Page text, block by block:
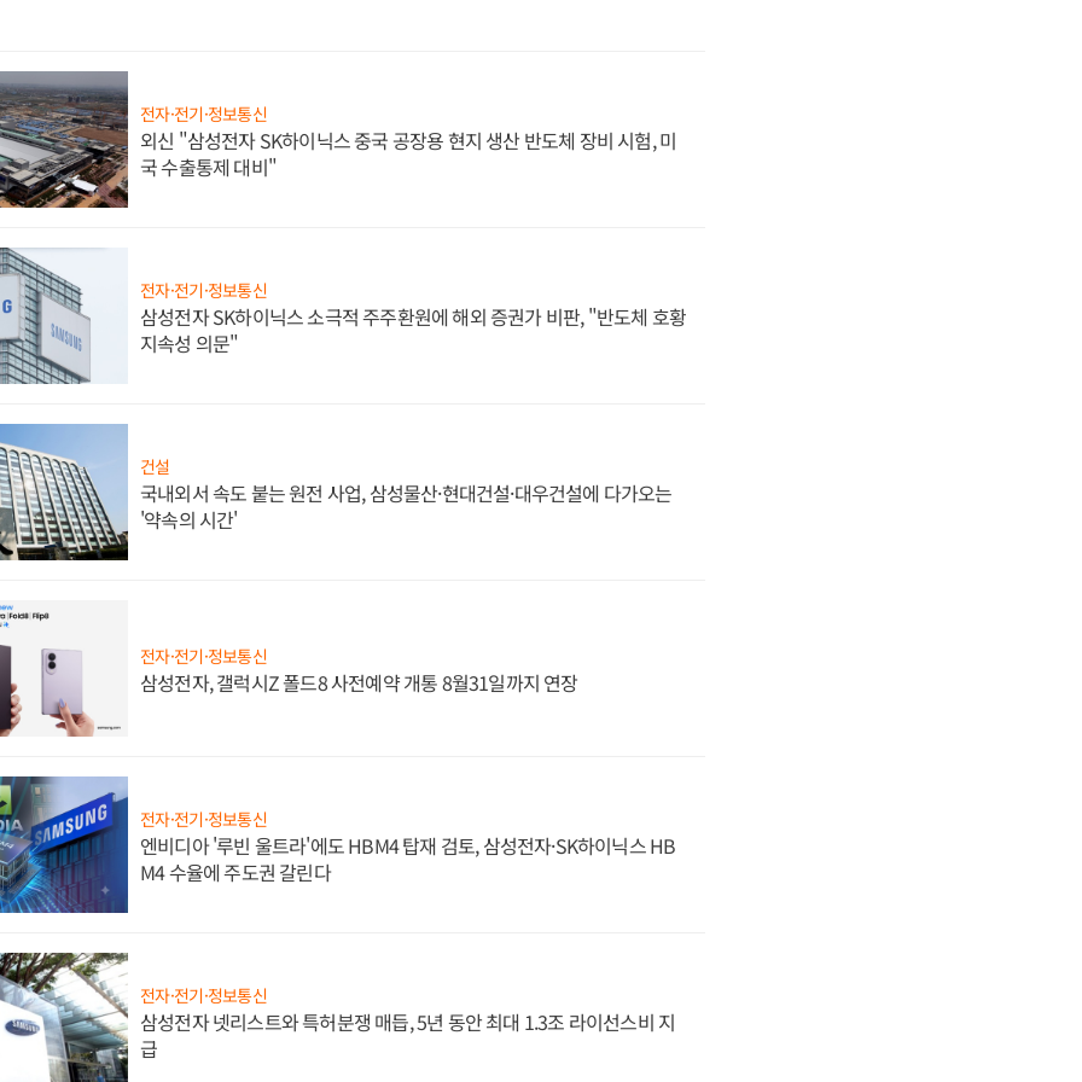
전자·전기·정보통신
외신 "삼성전자 SK하이닉스 중국 공장용 현지 생산 반도체 장비 시험, 미
국 수출통제 대비"
전자·전기·정보통신
삼성전자 SK하이닉스 소극적 주주환원에 해외 증권가 비판, "반도체 호황
지속성 의문"
건설
국내외서 속도 붙는 원전 사업, 삼성물산·현대건설·대우건설에 다가오는
'약속의 시간'
전자·전기·정보통신
삼성전자, 갤럭시Z 폴드8 사전예약 개통 8월31일까지 연장
전자·전기·정보통신
엔비디아 '루빈 울트라'에도 HBM4 탑재 검토, 삼성전자·SK하이닉스 HB
M4 수율에 주도권 갈린다
전자·전기·정보통신
삼성전자 넷리스트와 특허분쟁 매듭, 5년 동안 최대 1.3조 라이선스비 지
급